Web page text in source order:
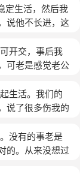
定生活，然后我
说他不长进，这
开交，事后我
可老是感觉老公
生活。我们的
说了很多伤我的
他姐，结婚这
厌他姐，她得罪
没有的事老是
的。从来没想过